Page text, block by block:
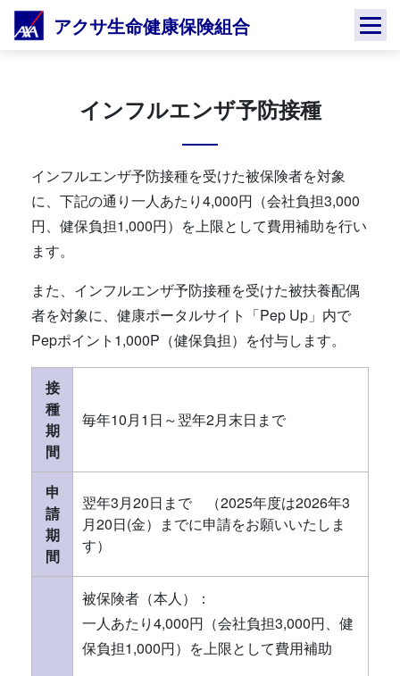
Skip
アクサ生命健康保険組合
インフルエンザ予防接種
インフルエンザ予防接種を受けた被保険者を対象
に、下記の通り一人あたり4,000円（会社負担3,000
円、健保負担1,000円）を上限として費用補助を行い
ます。
また、インフルエンザ予防接種を受けた被扶養配偶
者を対象に、健康ポータルサイト「Pep Up」内で
Pepポイント1,000P（健保負担）を付与します。
接
種
期
間
毎年10月1日～翌年2月末日まで
申
請
期
間
翌年3月20日まで （2025年度は2026年3
月20日(金）までに申請をお願いいたしま
す）
被保険者（本人）：
一人あたり4,000円（会社負担3,000円、健
保負担1,000円）を上限として費用補助